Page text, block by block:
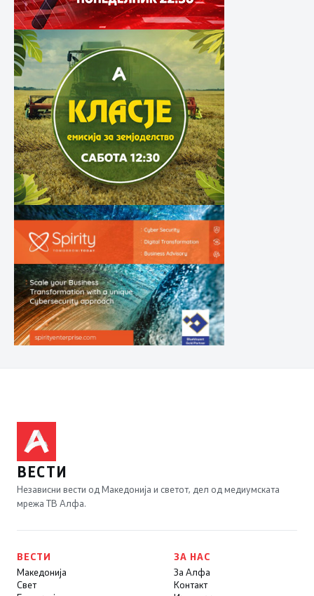
ВЕСТИ
Независни вести од Македонија и светот, дел од медиумската
мрежа ТВ Алфа.
ВЕСТИ
Македонија
Свет
ЗА НАС
За Алфа
Контакт